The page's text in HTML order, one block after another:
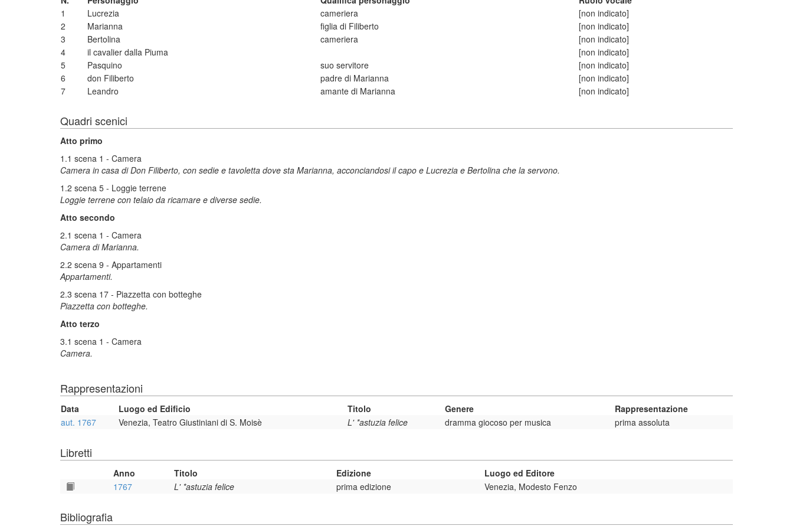
1
Lucrezia cameriera
[non indicato]
2
Marianna figlia di Filiberto
[non indicato]
3
Bertolina cameriera
[non indicato]
4
il cavalier dalla Piuma
[non indicato]
5
Pasquino suo servitore
[non indicato]
6
don Filiberto padre di Marianna
[non indicato]
7
Leandro amante di Marianna [non indicato]
Quadri scenici
Atto primo
1.1 scena 1 - Camera
Camera in casa di Don Filiberto, con sedie e tavoletta dove sta Marianna, acconciandosi il capo e Lucrezia e Bertolina che la servono.
1.2 scena 5 - Loggie terrene
Loggie terrene con telaio da ricamare e diverse sedie.
Atto secondo
2.1 scena 1 - Camera
Camera di Marianna.
2.2 scena 9 - Appartamenti
Appartamenti.
2.3 scena 17 - Piazzetta con botteghe
Piazzetta con botteghe.
Atto terzo
3.1 scena 1 - Camera
Camera.
Rappresentazioni
Data Luogo ed Edificio Titolo Genere
Rappresentazione
aut. 1767
Venezia, Teatro Giustiniani di S. Moisè L' *astuzia felice dramma giocoso per musica prima assoluta
Libretti
Anno Titolo Edizione
Luogo ed Editore
1767
L' *astuzia felice prima edizione Venezia, Modesto Fenzo
Bibliografia